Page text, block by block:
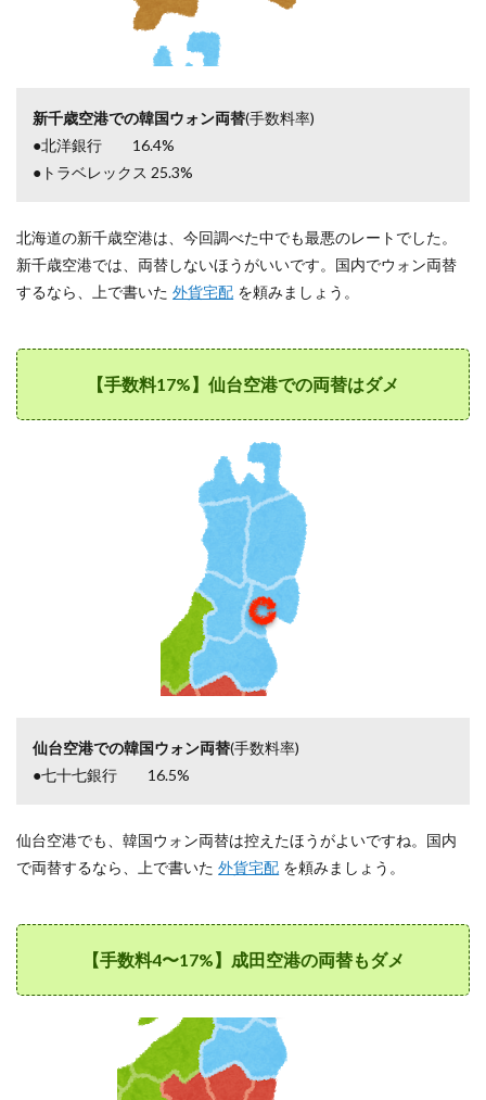
まと
め
新千歳空港での韓国ウォン両替(手数料率)
●北洋銀行 16.4%
●トラベレックス 25.3%
北海道の新千歳空港は、今回調べた中でも最悪のレートでした。
新千歳空港では、両替しないほうがいいです。国内でウォン両替
するなら、上で書いた 外貨宅配 を頼みましょう。
【手数料17%】仙台空港での両替はダメ
仙台空港での韓国ウォン両替(手数料率)
●七十七銀行 16.5%
仙台空港でも、韓国ウォン両替は控えたほうがよいですね。国内
で両替するなら、上で書いた 外貨宅配 を頼みましょう。
【手数料4〜17%】成田空港の両替もダメ